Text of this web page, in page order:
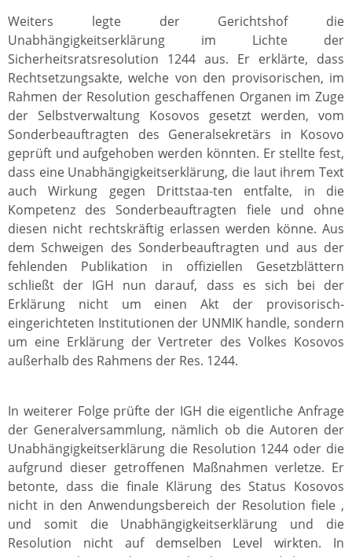
Weiters legte der Gerichtshof die
Unabhängigkeitserklärung im Lichte der
Sicherheitsratsresolution 1244 aus. Er erklärte, dass
Rechtsetzungsakte, welche von den provisorischen, im
Rahmen der Resolution geschaffenen Organen im Zuge
der Selbstverwaltung Kosovos gesetzt werden, vom
Sonderbeauftragten des Generalsekretärs in Kosovo
geprüft und aufgehoben werden könnten. Er stellte fest,
dass eine Unabhängigkeitserklärung, die laut ihrem Text
auch Wirkung gegen Drittstaa-ten entfalte, in die
Kompetenz des Sonderbeauftragten fiele und ohne
diesen nicht rechtskräftig erlassen werden könne. Aus
dem Schweigen des Sonderbeauftragten und aus der
fehlenden Publikation in offiziellen Gesetzblättern
schließt der IGH nun darauf, dass es sich bei der
Erklärung nicht um einen Akt der provisorisch-
eingerichteten Institutionen der UNMIK handle, sondern
um eine Erklärung der Vertreter des Volkes Kosovos
außerhalb des Rahmens der Res. 1244.
In weiterer Folge prüfte der IGH die eigentliche Anfrage
der Generalversammlung, nämlich ob die Autoren der
Unabhängigkeitserklärung die Resolution 1244 oder die
aufgrund dieser getroffenen Maßnahmen verletze. Er
betonte, dass die finale Klärung des Status Kosovos
nicht in den Anwendungsbereich der Resolution fiele ,
und somit die Unabhängigkeitserklärung und die
Resolution nicht auf demselben Level wirkten. In